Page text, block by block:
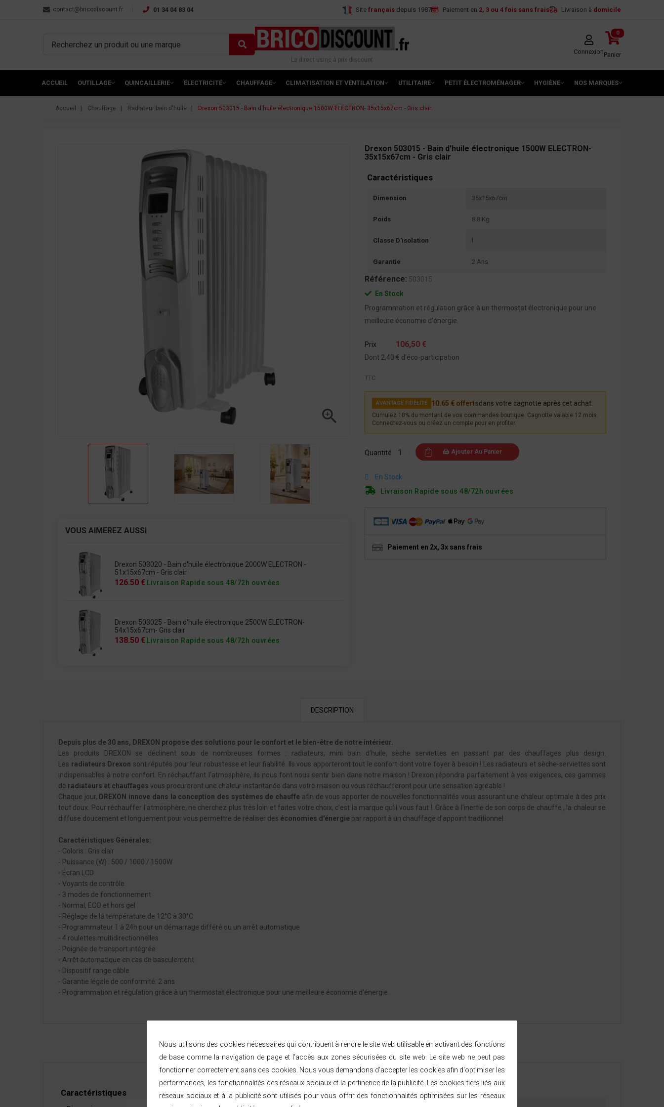
contact@bricodiscount.fr 01 34 04 83 04 Site français depuis 1987 Paiement en 2, 3 ou 4 fois sans frais Livraison à domicile
Le direct usine à prix discount
Connexion
0
Panier
ACCUEIL OUTILLAGE QUINCAILLERIE ÉLECTRICITÉ CHAUFFAGE CLIMATISATION ET VENTILATION UTILITAIRE PETIT ÉLECTROMÉNAGER HYGIÈNE NOS MARQUES
Accueil Chauffage Radiateur bain d'huile Drexon 503015 - Bain d'huile électronique 1500W ELECTRON- 35x15x67cm - Gris clair

VOUS AIMEREZ AUSSI
Drexon 503020 - Bain d'huile électronique 2000W ELECTRON -
51x15x67cm - Gris clair
126.50 € Livraison Rapide sous 48/72h ouvrées
Drexon 503025 - Bain d'huile électronique 2500W ELECTRON-
54x15x67cm- Gris clair
138.50 € Livraison Rapide sous 48/72h ouvrées
Drexon 503015 - Bain d'huile électronique 1500W ELECTRON-
35x15x67cm - Gris clair
Caractéristiques
Dimension 35x15x67cm
Poids 8.8 Kg
Classe D'isolation I
Garantie 2 Ans
Référence: 503015
En Stock
Programmation et régulation grâce à un thermostat électronique pour une
meilleure économie d'énergie.
Prix 106,50 €
Dont 2,40 € d'éco-participation
TTC
AVANTAGE FIDÉLITÉ 10.65 € offertsdans votre cagnotte après cet achat.
Cumulez 10% du montant de vos commandes boutique. Cagnotte valable 12 mois.
Connectez-vous ou créez un compte pour en profiter.
Quantité Ajouter Au Panier
En Stock
Livraison Rapide sous 48/72h ouvrées
Paiement en 2x, 3x sans frais
DESCRIPTION
Depuis plus de 30 ans, DREXON propose des solutions pour le confort et le bien-être de notre intérieur.
Les produits DREXON se déclinent sous de nombreuses formes : radiateurs, mini bain d'huile, sèche serviettes en passant par des chauffages plus design.
Les radiateurs Drexon sont réputés pour leur robustesse et leur fiabilité. Ils vous apporteront tout le confort dont votre foyer à besoin ! Les radiateurs et sèche-serviettes sont
indispensables à notre confort. En réchauffant l'atmosphère, ils nous font nous sentir bien dans notre maison ! Drexon répondra parfaitement à vos exigences, ces gammes
de radiateurs et chauffages vous procureront une chaleur instantanée dans votre maison ou vous réchaufferont pour une sensation agréable !
Chaque jour, DREXON innove dans la conception des systèmes de chauffe afin de vous apporter de nouvelles fonctionnalités vous assurant une chaleur optimale à des prix
tout doux. Pour réchauffer l'atmosphère, ne cherchez plus très loin et faites votre choix, c'est la marque qu'il vous faut !. Grâce à l'inertie de son corps de chauffe , la chaleur se
diffuse doucement et longuement pour vous permettre de réaliser des économies d'énergie par rapport à un chauffage d'appoint traditionnel.
Caractéristiques Générales:
- Coloris : Gris clair
- Puissance (W) : 500 / 1000 / 1500W
- Écran LCD
- Voyants de contrôle
- 3 modes de fonctionnement
- Normal, ECO et hors gel
- Réglage de la température de 12°C à 30°C
- Programmateur 1 à 24h pour un démarrage différé ou un arrêt automatique
- 4 roulettes multidirectionnelles
- Poignée de transport intégrée
- Arrêt automatique en cas de basculement
- Dispositif range câble
- Garantie légale de conformité: 2 ans
- Programmation et régulation grâce à un thermostat électronique pour une meilleure économie d'énergie.
Caractéristiques
Nous utilisons des cookies nécessaires qui contribuent à rendre le site web utilisable en activant des fonctions
de base comme la navigation de page et l'accès aux zones sécurisées du site web. Le site web ne peut pas
fonctionner correctement sans ces cookies. Nous vous demandons d'accepter les cookies afin d'optimiser les
performances, les fonctionnalités des réseaux sociaux et la pertinence de la publicité. Les cookies tiers liés aux
réseaux sociaux et à la publicité sont utilisés pour vous offrir des fonctionnalités optimisées sur les réseaux